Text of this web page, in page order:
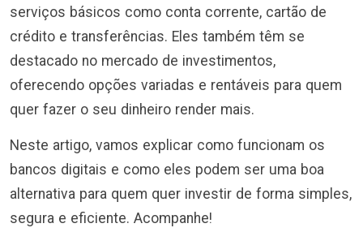
serviços básicos como conta corrente, cartão de
crédito e transferências. Eles também têm se
destacado no mercado de investimentos,
oferecendo opções variadas e rentáveis para quem
quer fazer o seu dinheiro render mais.
Neste artigo, vamos explicar como funcionam os
bancos digitais e como eles podem ser uma boa
alternativa para quem quer investir de forma simples,
segura e eficiente. Acompanhe!